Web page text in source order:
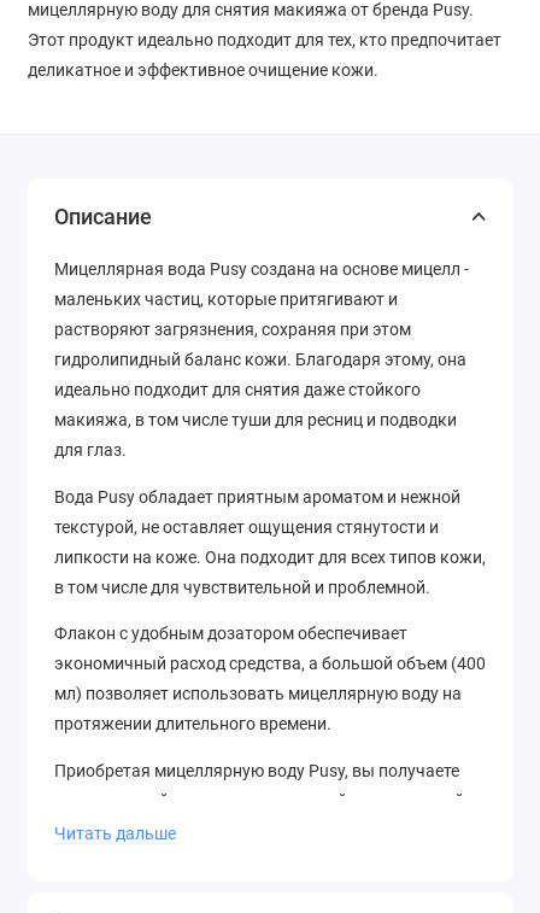
мицеллярную воду для снятия макияжа от бренда Pusy.
Этот продукт идеально подходит для тех, кто предпочитает
деликатное и эффективное очищение кожи.
Описание
Мицеллярная вода Pusy создана на основе мицелл -
маленьких частиц, которые притягивают и
растворяют загрязнения, сохраняя при этом
гидролипидный баланс кожи. Благодаря этому, она
идеально подходит для снятия даже стойкого
макияжа, в том числе туши для ресниц и подводки
для глаз.
Вода Pusy обладает приятным ароматом и нежной
текстурой, не оставляет ощущения стянутости и
липкости на коже. Она подходит для всех типов кожи,
в том числе для чувствительной и проблемной.
Флакон с удобным дозатором обеспечивает
экономичный расход средства, а большой объем (400
мл) позволяет использовать мицеллярную воду на
протяжении длительного времени.
Приобретая мицеллярную воду Pusy, вы получаете
качественный продукт по доступной цене, который
станет незаменимым помощником в ежедневном
Читать дальше